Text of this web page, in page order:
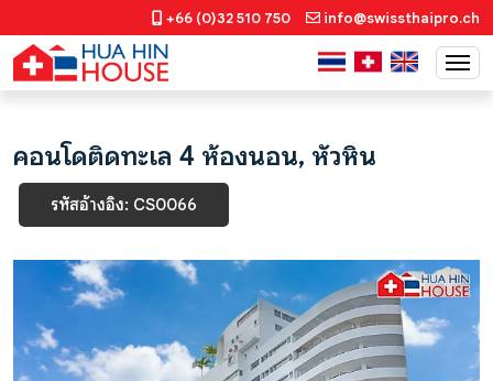
+66 (0)32 510 750 info@swissthaipro.ch
คอนโดติดทะเล 4 ห้องนอน, หัวหิน
รหัสอ้างอิง: CS0066